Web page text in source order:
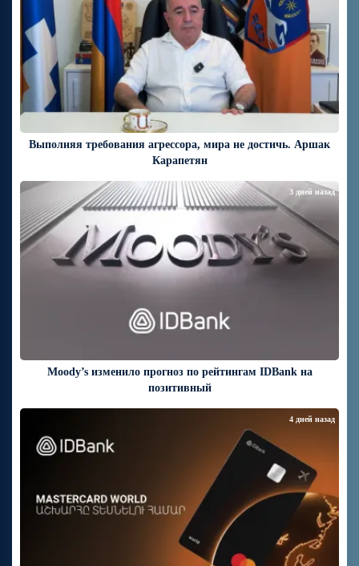
Выполняя требования агрессора, мира не достичь. Аршак
Карапетян
Moody’s изменило прогноз по рейтингам IDBank на
позитивный
3 дней назад
4 дней назад